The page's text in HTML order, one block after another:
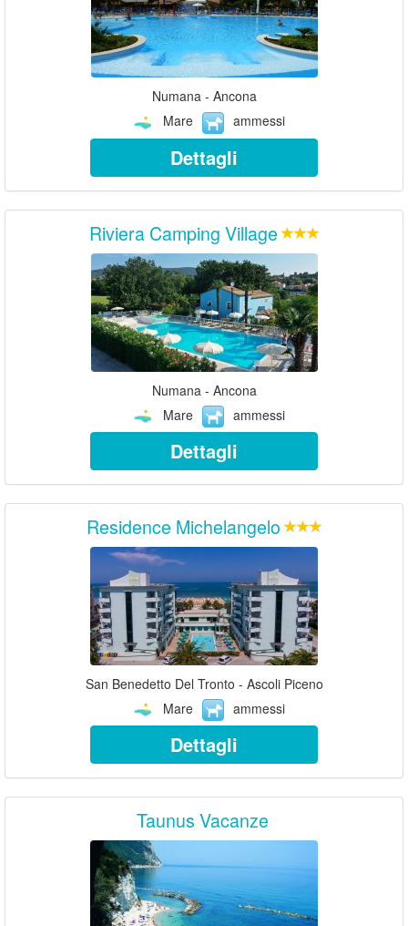
Numana - Ancona
Mare
ammessi
Dettagli
Riviera Camping Village
Numana - Ancona
Mare
ammessi
Dettagli
Residence Michelangelo
San Benedetto Del Tronto - Ascoli Piceno
Mare
ammessi
Dettagli
Taunus Vacanze